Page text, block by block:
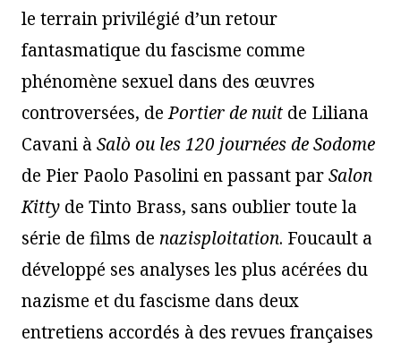
le terrain privilégié d’un retour
fantasmatique du fascisme comme
phénomène sexuel dans des œuvres
controversées, dePortier de nuit de Liliana
Cavani à Salò ou les 120 journées de Sodome
de Pier Paolo Pasolini en passant parSalon
Kitty de Tinto Brass, sans oublier toute la
série de films de nazisploitation. Foucault a
développé ses analyses les plus acérées du
nazisme et du fascisme dans deux
entretiens accordés à des revues françaises